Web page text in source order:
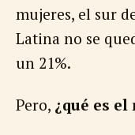
mujeres, el sur
Latina no se
un 21%.
Pero, ¿qué es